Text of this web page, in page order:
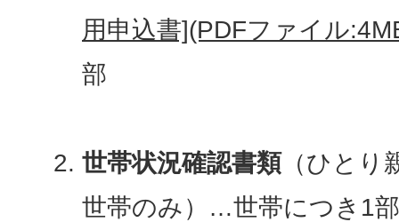
用申込書](PDFファイル
部
世帯状況確認書類（ひとり
世帯のみ）…世帯につき1部